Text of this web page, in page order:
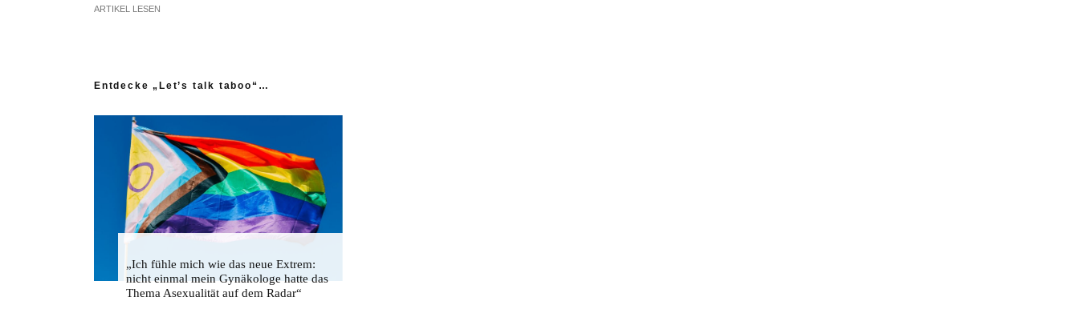
ARTIKEL LESEN
Entdecke „Let’s talk taboo“…
„Ich fühle mich wie das neue Extrem:
nicht einmal mein Gynäkologe hatte das
Thema Asexualität auf dem Radar“